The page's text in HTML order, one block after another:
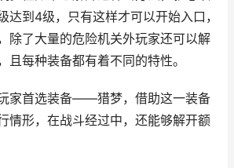
达到4级，只有这样才可以开始入口，
除了大量的危险机关外玩家还可以解
且每种装备都有着不同的特性。
家首选装备——猎梦，借助这一装备
情形，在战斗经过中，还能够解开额